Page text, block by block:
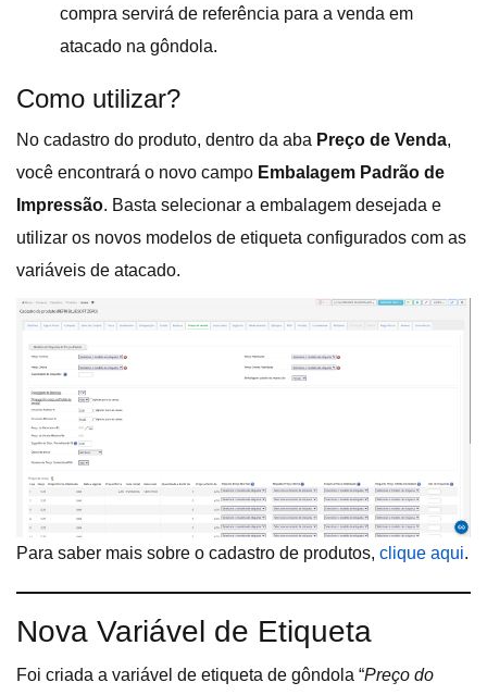
compra servirá de referência para a venda em
atacado na gôndola.
Como utilizar?
No cadastro do produto, dentro da aba Preço de Venda,
você encontrará o novo campo Embalagem Padrão de
Impressão. Basta selecionar a embalagem desejada e
utilizar os novos modelos de etiqueta configurados com as
variáveis de atacado.
Para saber mais sobre o cadastro de produtos, clique aqui.
Nova Variável de Etiqueta
Foi criada a variável de etiqueta de gôndola “Preço do